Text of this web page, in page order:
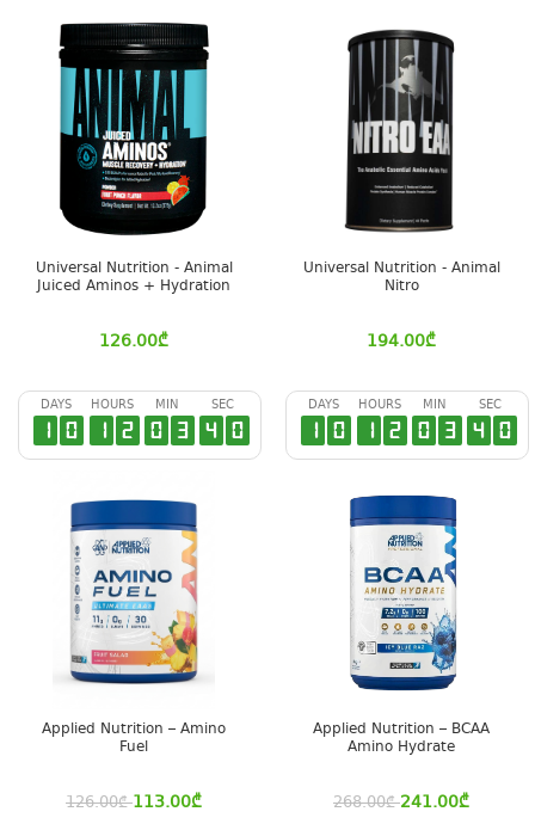
Universal Nutrition - Animal
Juiced Aminos + Hydration
126.00₾
Universal Nutrition - Animal
Nitro
194.00₾
DAYS
1 0
HOURS
1 2
MIN
0 3
SEC
3 9
Applied Nutrition – Amino
Fuel
126.00₾ 113.00₾
DAYS
1 0
HOURS
1 2
MIN
0 3
SEC
3 9
Applied Nutrition – BCAA
Amino Hydrate
268.00₾ 241.00₾